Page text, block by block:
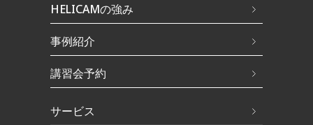
HELICAMの強み
事例紹介
講習会予約
サービス